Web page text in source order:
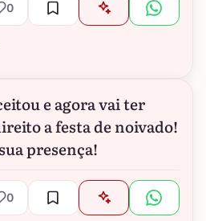
0
e agora vai ter
a festa de noivado!
presença!
0